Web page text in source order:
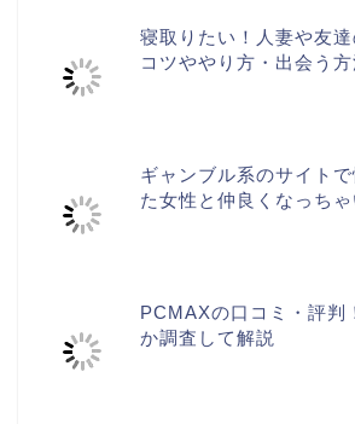
寝取りたい！人妻や友
コツややり方・出会う
ギャンブル系のサイト
た女性と仲良くなっち
PCMAXの口コミ・評判
か調査して解説